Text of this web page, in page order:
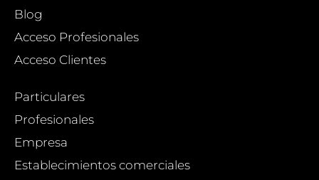
Blog
Acceso Profesionales
Acceso Clientes
Particulares
Profesionales
Empresa
Establecimientos comerciales